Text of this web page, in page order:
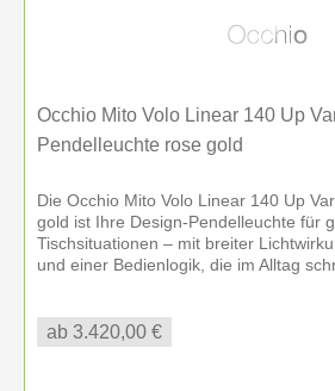
Occhio Mito Volo Linear 140 Up
Pendelleuchte rose gold
Die Occhio Mito Volo Linear 140 Up
gold ist Ihre Design-Pendelleuchte für
Tischsituationen – mit breiter
und einer Bedienlogik, die im Alltag
ab 3.420,00 €